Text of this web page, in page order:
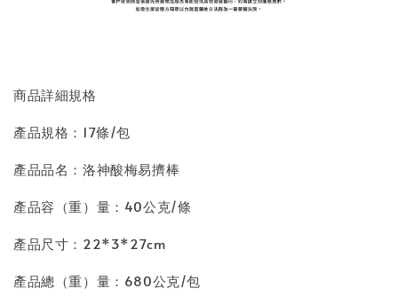
商品詳細規格
產品規格：17條/包
產品品名：洛神酸梅易擠棒
產品容（重）量：40公克/條
產品尺寸：22*3*27cm
產品總（重）量：680公克/包